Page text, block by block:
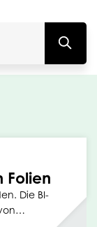
Folien
Die BI-